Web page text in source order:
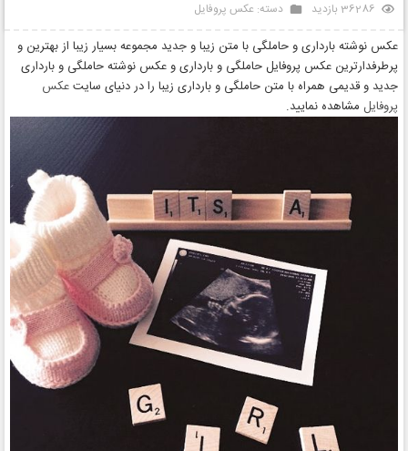
36286 بازدید دسته: عکس پروفایل
عکس نوشته بارداری و حاملگی با متن زیبا و جدید مجموعه بسیار زیبا از بهترین و
پرطرفدارترین عکس پروفایل حاملگی و بارداری و عکس نوشته حاملگی و بارداری
جدید و قدیمی همراه با متن حاملگی و بارداری زیبا را در دنیای سایت عکس
پروفایل مشاهده نمایید.